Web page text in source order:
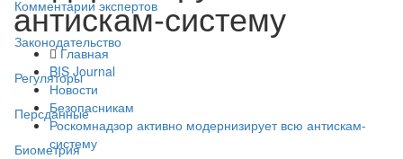
Комментарии экспертов
Законодательство
Регуляторы
Персданные
Биометрия
антискам-систему
Главная
BIS Journal
Новости
Безопасникам
Роскомнадзор активно модернизирует всю антискам-
систему